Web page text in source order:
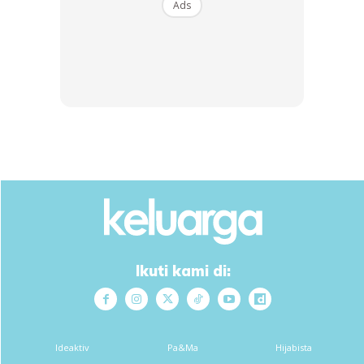
Menjadi Remy Ishak sebagai pelakon dan selalunya
Ads
Ikuti kami di:
Ideaktiv Pa&Ma Hijabista